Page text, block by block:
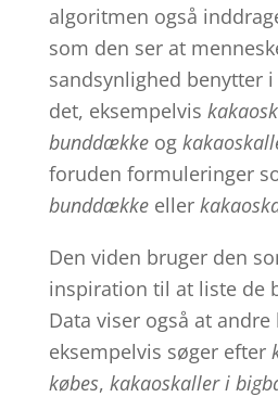
algoritmen også
som den ser at
sandsynlighed benytter
det, eksempelvis
bunddækkeog
foruden formuleringer
bunddækkeeller
Den viden bruger den
inspiration til at liste de
Data viser også at andre
eksempelvis søger efter
købes, kakaoskaller i